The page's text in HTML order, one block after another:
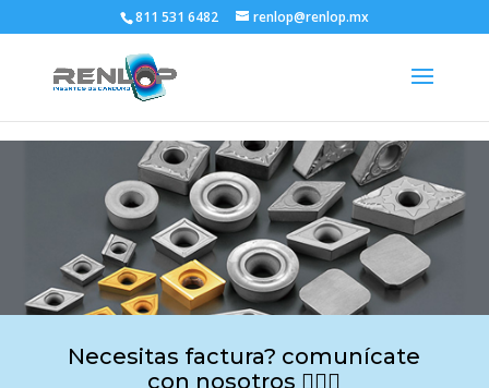
811 531 6482 renlop@renlop.mx
Necesitas factura? comunícate
con nosotros 🙋🏻‍♂️